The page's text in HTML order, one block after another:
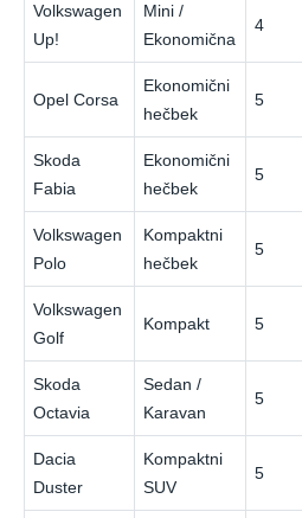
Volkswagen
Up!
Mini /
Ekonomična
4
Opel Corsa
Ekonomični
hečbek
5
Skoda
Fabia
Ekonomični
hečbek
5
Volkswagen
Polo
Kompaktni
hečbek
5
Volkswagen
Golf
Kompakt 5
Skoda
Octavia
Sedan /
Karavan
5
Dacia
Duster
Kompaktni
SUV
5